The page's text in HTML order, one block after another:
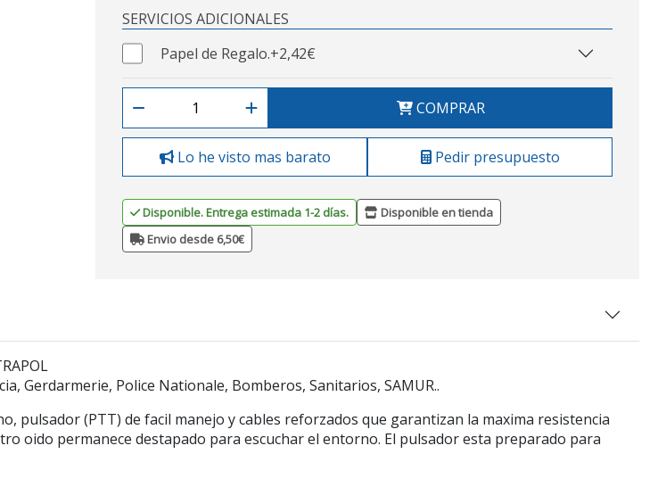
SERVICIOS ADICIONALES
Papel de Regalo.+2,42€
COMPRAR
Lo he visto mas barato Pedir presupuesto
Disponible. Entrega estimada 1-2 días.
Disponible en tienda
Envio desde 6,50€
Gerdarmerie, Police Nationale, Bomberos, Sanitarios, SAMUR..
pulsador (PTT) de facil manejo y cables reforzados que garantizan la maxima resistencia
oido permanece destapado para escuchar el entorno. El pulsador esta preparado para